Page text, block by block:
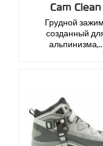
Cam Clean
Грудной
созданный
альпинизма,..